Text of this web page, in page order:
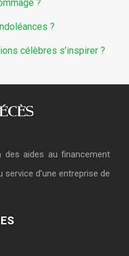
?
?
célèbres s’inspirer ?
aides au financement
service d’une entreprise de